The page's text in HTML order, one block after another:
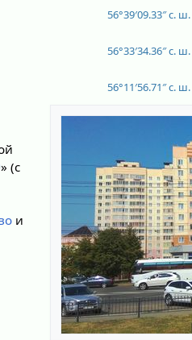
56°39′09.33″ с. ш.
56°33′34.36″ с. ш.
56°11′56.71″ с. ш.
» (с
и